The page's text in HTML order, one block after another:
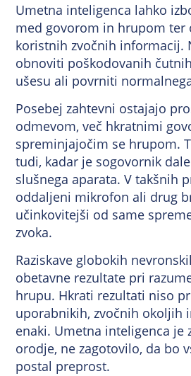
Umetna inteligenca lahko
med govorom in hrupom ter
koristnih zvočnih informacij.
obnoviti poškodovanih
ušesu ali povrniti
Posebej zahtevni ostajajo
odmevom, več hkratnimi
spreminjajočim se hrupom.
tudi, kadar je sogovornik
slušnega aparata. V takšnih
oddaljeni mikrofon ali drug
učinkovitejši od same
zvoka.
Raziskave globokih
obetavne rezultate pri
hrupu. Hkrati rezultati niso
uporabnikih, zvočnih okoljih
enaki. Umetna inteligenca je
orodje, ne zagotovilo, da bo
postal preprost.